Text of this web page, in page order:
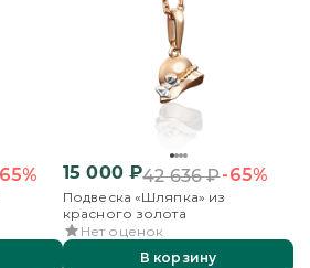
15 000₽42 636₽-65%
Подвеска «Шляпка» из
красного золота
Нет оценок
В корзину